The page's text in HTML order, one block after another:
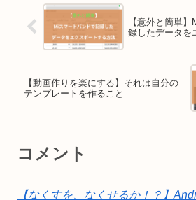
【意外と簡単
録したデータを
【動画作りを楽にする】それは自分の
テンプレートを作ること
コメント
【なくすを、なくせるか！？】